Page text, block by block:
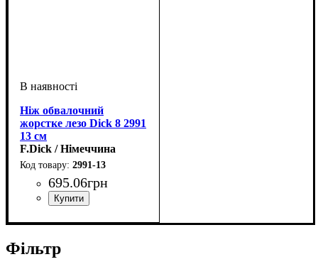
Ніж обвалочний
жорстке лезо Dick 8 2991
13 см
F.Dick / Німеччина
2991-13
695.06грн
Фільтр